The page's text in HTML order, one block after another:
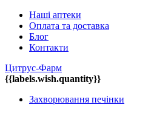
Наші аптеки
Оплата та доставка
Блог
Контакти
Цитрус-Фарм
{{labels.wish.quantity}}
Захворювання печінки